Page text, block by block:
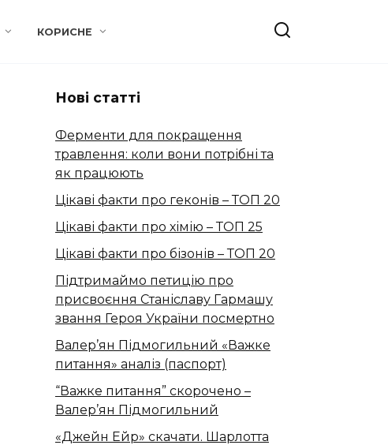
КОРИСНЕ
Нові статті
Ферменти для покращення
травлення: коли вони потрібні та
як працюють
Цікаві факти про геконів – ТОП 20
Цікаві факти про хімію – ТОП 25
Цікаві факти про бізонів – ТОП 20
Підтримаймо петицію про
присвоєння Станіславу Гармашу
звання Героя України посмертно
Валер’ян Підмогильний «Важке
питання» аналіз (паспорт)
“Важке питання” скорочено –
Валер’ян Підмогильний
«Джейн Ейр» скачати. Шарлотта